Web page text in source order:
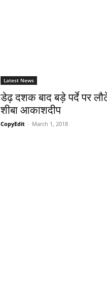
Latest News
डेढ़ दशक बाद बड़े पर्दे पर
शीबा आकाशदीप
CopyEdit - March 1, 2018